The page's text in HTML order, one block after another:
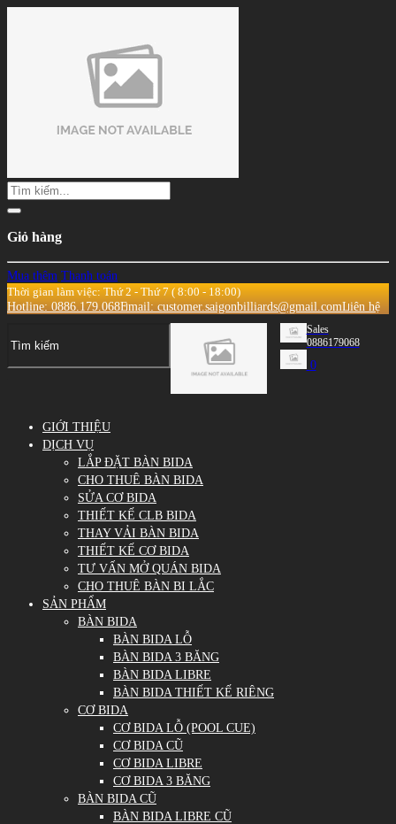
Giỏ hàng
Mua thêm Thanh toán
Thời gian làm việc: Thứ 2 - Thứ 7 ( 8:00 - 18:00)
Hotline: 0886.179.068Email: customer.saigonbilliards@gmail.comLiên hệ
Sales
0886179068
0
GIỚI THIỆU
DỊCH VỤ
LẮP ĐẶT BÀN BIDA
CHO THUÊ BÀN BIDA
SỬA CƠ BIDA
THIẾT KẾ CLB BIDA
THAY VẢI BÀN BIDA
THIẾT KẾ CƠ BIDA
TƯ VẤN MỞ QUÁN BIDA
CHO THUÊ BÀN BI LẮC
SẢN PHẨM
BÀN BIDA
BÀN BIDA LỖ
BÀN BIDA 3 BĂNG
BÀN BIDA LIBRE
BÀN BIDA THIẾT KẾ RIÊNG
CƠ BIDA
CƠ BIDA LỖ (POOL CUE)
CƠ BIDA CŨ
CƠ BIDA LIBRE
CƠ BIDA 3 BĂNG
BÀN BIDA CŨ
BÀN BIDA LIBRE CŨ